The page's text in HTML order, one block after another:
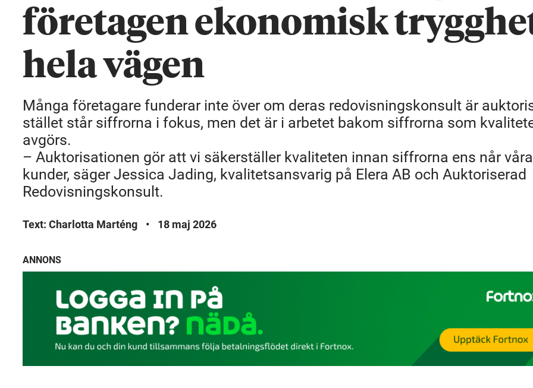
företagen ekonomisk
hela vägen
Många företagare funderar inte över om deras redovisningskonsult är
stället står siffrorna i fokus, men det är i arbetet bakom siffrorna som
avgörs.
– Auktorisationen gör att vi säkerställer kvaliteten innan siffrorna ens når våra
kunder, säger Jessica Jading, kvalitetsansvarig på Elera AB och Auktoriserad
Redovisningskonsult.
Text: Charlotta Marténg • 18 maj 2026
ANNONS